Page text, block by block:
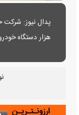
هزار دستگاه